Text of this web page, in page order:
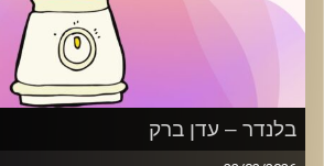
בלנדר – עדן ברק